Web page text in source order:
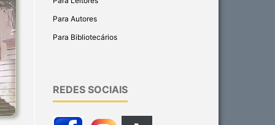
Para Autores
Para Bibliotecários
REDES SOCIAIS